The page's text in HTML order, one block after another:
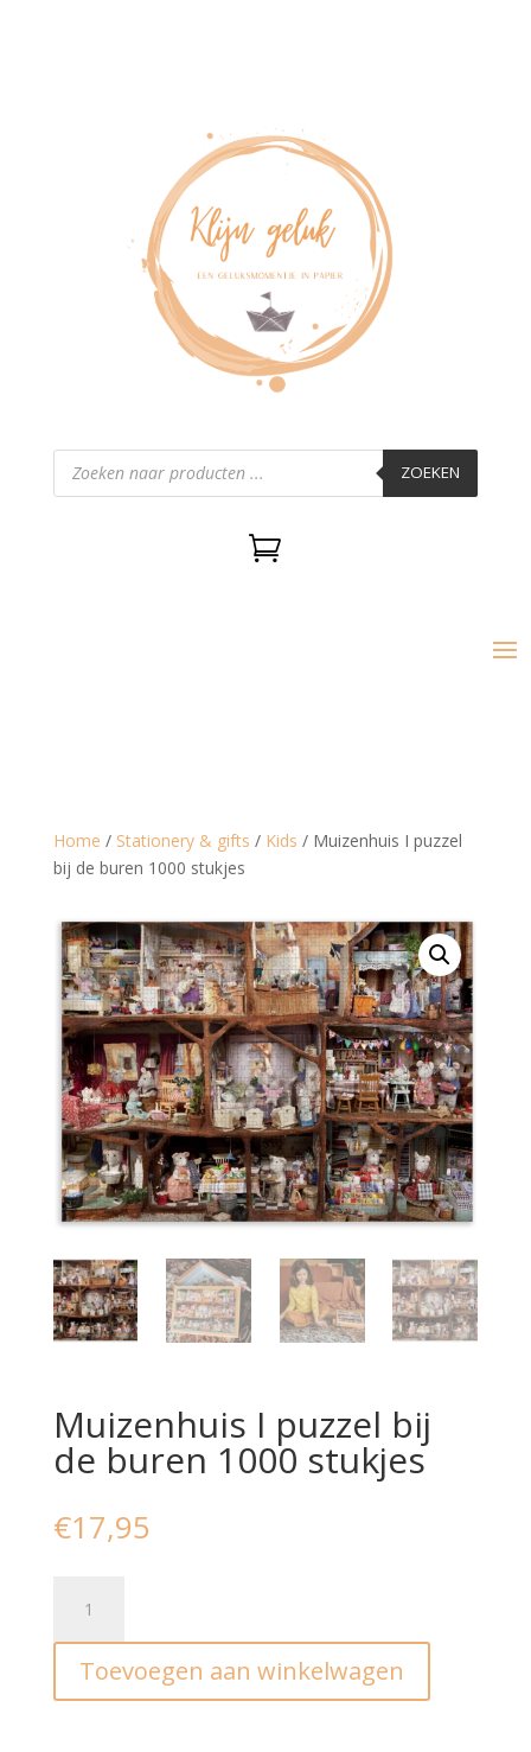
Producten
zoeken ZOEKEN

Home / Stationery & gifts / Kids / Muizenhuis I puzzel
bij de buren 1000 stukjes
Muizenhuis I puzzel bij
de buren 1000 stukjes
€17,95
puzzel
de
Toevoegen aan winkelwagen